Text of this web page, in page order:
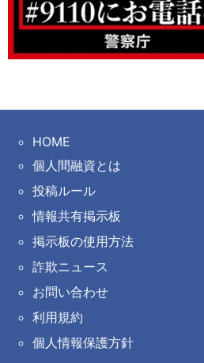
HOME
個人間融資とは
投稿ルール
情報共有掲示板
掲示板の使用方法
詐欺ニュース
お問い合わせ
利用規約
個人情報保護方針